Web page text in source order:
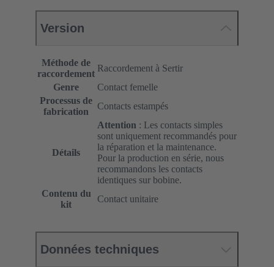
Version
Méthode de
raccordement
Raccordement à Sertir
Genre
Contact femelle
Processus de
fabrication
Contacts estampés
Détails
Attention : Les contacts simples
sont uniquement recommandés pour
la réparation et la maintenance.
Pour la production en série, nous
recommandons les contacts
identiques sur bobine.
Contenu du
kit
Contact unitaire
Données techniques